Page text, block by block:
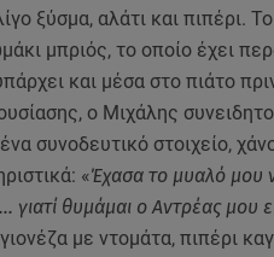
ξύσμα, αλάτι και πιπέρι.
μπριός, το οποίο έχει
και μέσα στο πιάτο
ο Μιχάλης
συνοδευτικό στοιχείο,
«Έχασα το μυαλό μου
γιατί θυμάμαι ο Αντρέας μου
με ντομάτα, πιπέρι